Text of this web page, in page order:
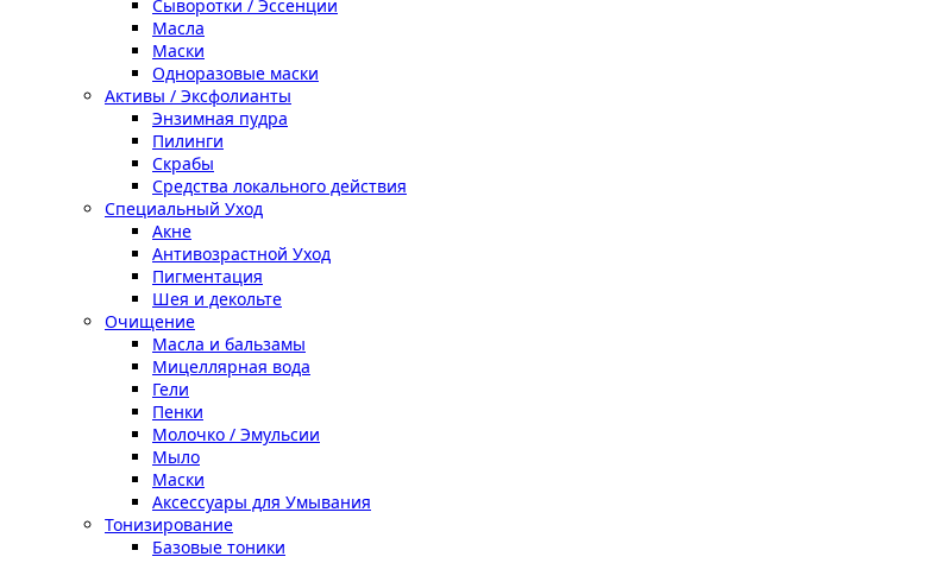
Сыворотки / Эссенции
Масла
Маски
Одноразовые маски
Активы / Эксфолианты
Энзимная пудра
Пилинги
Скрабы
Средства локального действия
Специальный Уход
Акне
Антивозрастной Уход
Пигментация
Шея и декольте
Очищение
Масла и бальзамы
Мицеллярная вода
Гели
Пенки
Молочко / Эмульсии
Мыло
Маски
Аксессуары для Умывания
Тонизирование
Базовые тоники